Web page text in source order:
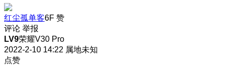
红尘孤单客6F 赞
评论 举报
LV9荣耀V30 Pro
2022-2-10 14:22 属地未知
点赞